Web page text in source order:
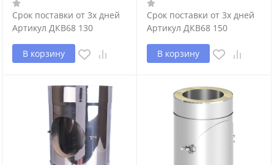
Срок поставки от 3х дней
Артикул ДКВ68 130
В корзину
Срок поставки от 3х дней
Артикул ДКВ68 150
В корзину